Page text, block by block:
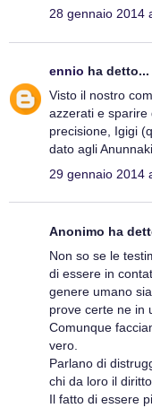
28 gennaio 2014
ennio ha detto...
Visto il nostro
azzerati e sparire
precisione, Igigi
dato agli
29 gennaio 2014
Anonimo ha
Non so se le
di essere in
genere umano
prove certe ne in
Comunque
vero.
Parlano di
chi da loro il
Il fatto di essere